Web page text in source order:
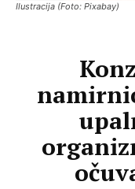
Ilustracija (Foto: Pixabay)